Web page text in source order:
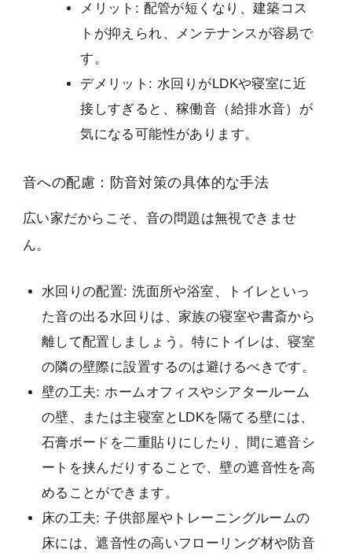
メリット: 配管が短くなり、建築コス
トが抑えられ、メンテナンスが容易で
す。
デメリット: 水回りがLDKや寝室に近
接しすぎると、稼働音（給排水音）が
気になる可能性があります。
音への配慮：防音対策の具体的な手法
広い家だからこそ、音の問題は無視できませ
ん。
水回りの配置: 洗面所や浴室、トイレといっ
た音の出る水回りは、家族の寝室や書斎から
離して配置しましょう。特にトイレは、寝室
の隣の壁際に設置するのは避けるべきです。
壁の工夫: ホームオフィスやシアタールーム
の壁、または主寝室とLDKを隔てる壁には、
石膏ボードを二重貼りにしたり、間に遮音シ
ートを挟んだりすることで、壁の遮音性を高
めることができます。
床の工夫: 子供部屋やトレーニングルームの
床には、遮音性の高いフローリング材や防音